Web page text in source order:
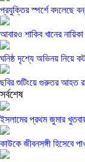
প্রযুক্তির স্পর্শে বদলেছে
আবারও শাকিব খানের
ঘনিষ্ঠ দৃশ্যে অভিনয় নিয়ে
ছবির শুটিংয়ে গুরুতর আহত
সর্বশেষ
ইসলামের প্রথম জুমার খুতবায়
কাউকে জীবনসঙ্গী হিসেবে